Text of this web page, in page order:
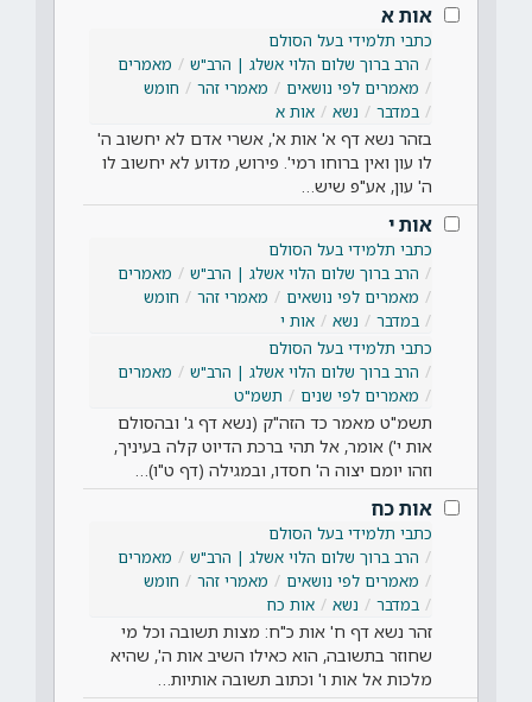
אות א
כתבי תלמידי בעל הסולם
הרב ברוך שלום הלוי אשלג | הרב"ש
מאמרים
מאמרים לפי נושאים
מאמרי זהר
חומש
במדבר
נשא אות א
בזהר נשא דף א' אות א', אשרי אדם לא יחשוב ה'
לו עון ואין ברוחו רמי'. פירוש, מדוע לא יחשוב לו
ה' עון, אע"פ שיש…
אות י
כתבי תלמידי בעל הסולם
הרב ברוך שלום הלוי אשלג | הרב"ש
מאמרים
מאמרים לפי נושאים
מאמרי זהר
חומש
במדבר
נשא
אות י
כתבי תלמידי בעל הסולם
הרב ברוך שלום הלוי אשלג | הרב"ש
מאמרים
מאמרים לפי שנים
תשמ"ט
תשמ"ט מאמר כד הזה"ק (נשא דף ג' ובהסולם
אות י') אומר, אל תהי ברכת הדיוט קלה בעיניך,
וזהו יומם יצוה ה' חסדו, ובמגילה (דף ט"ו)…
אות כח
כתבי תלמידי בעל הסולם
הרב ברוך שלום הלוי אשלג | הרב"ש
מאמרים
מאמרים לפי נושאים
מאמרי זהר
חומש
במדבר
נשא אות כח
זהר נשא דף ח' אות כ"ח: מצות תשובה וכל מי
שחוזר בתשובה, הוא כאילו השיב אות ה', שהיא
מלכות אל אות ו' וכתוב תשובה אותיות…